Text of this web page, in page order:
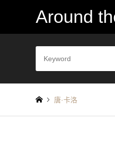
Around
唐·卡洛